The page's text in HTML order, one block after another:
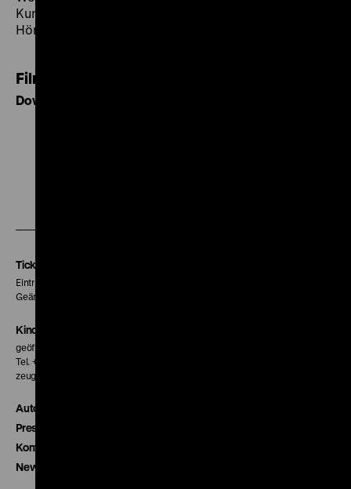
Kunst, Performance und Tanztheater, vertont
Hörspiele und Gedichte.
Filmblatt
Download als PDF, 768 KB
Tickets
Eintritt 5 €
Geänderte Preise sind im Programm vermerkt.
Kinokasse
geöffnet 30 Minuten vor Beginn der ersten Vorstellung
Tel. + 49 30 20304-770
zeughauskino@dhm.de
Autor*innen
Presse
Kontakt
Newsletter